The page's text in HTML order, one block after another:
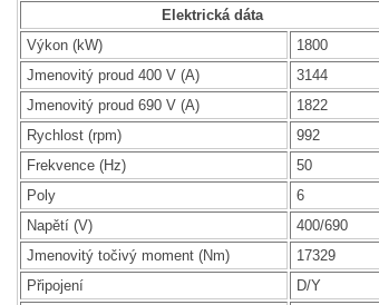
Elektrická dáta
Výkon (kW)
1800
Jmenovitý proud 400 V (A)
3144
Jmenovitý proud 690 V (A)
1822
Rychlost (rpm)
992
Frekvence (Hz)
50
Poly
6
Napětí (V)
400/690
Jmenovitý točivý moment (Nm)
17329
Připojení
D/Y